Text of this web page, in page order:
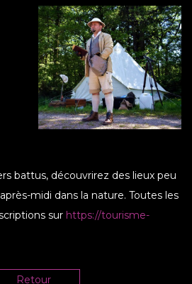
battus, découvrirez des lieux peu
midi dans la nature. Toutes les
sur https://tourisme-
Retour